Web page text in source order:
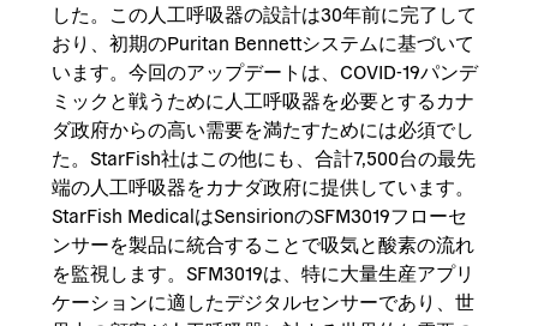
した。この人工呼吸器の設計は30年前に完了して
おり、初期のPuritan Bennettシステムに基づいて
います。今回のアップデートは、COVID-19パンデ
ミックと戦うために人工呼吸器を必要とするカナ
ダ政府からの高い需要を満たすためには必須でし
た。StarFish社はこの他にも、合計7,500台の最先
端の人工呼吸器をカナダ政府に提供しています。
StarFish MedicalはSensirionのSFM3019フローセ
ンサーを製品に統合することで吸気と酸素の流れ
を監視します。SFM3019は、特に大量生産アプリ
ケーションに適したデジタルセンサーであり、世